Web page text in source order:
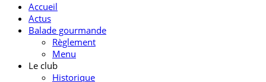
Accueil
Actus
Balade gourmande
Règlement
Menu
Le club
Historique